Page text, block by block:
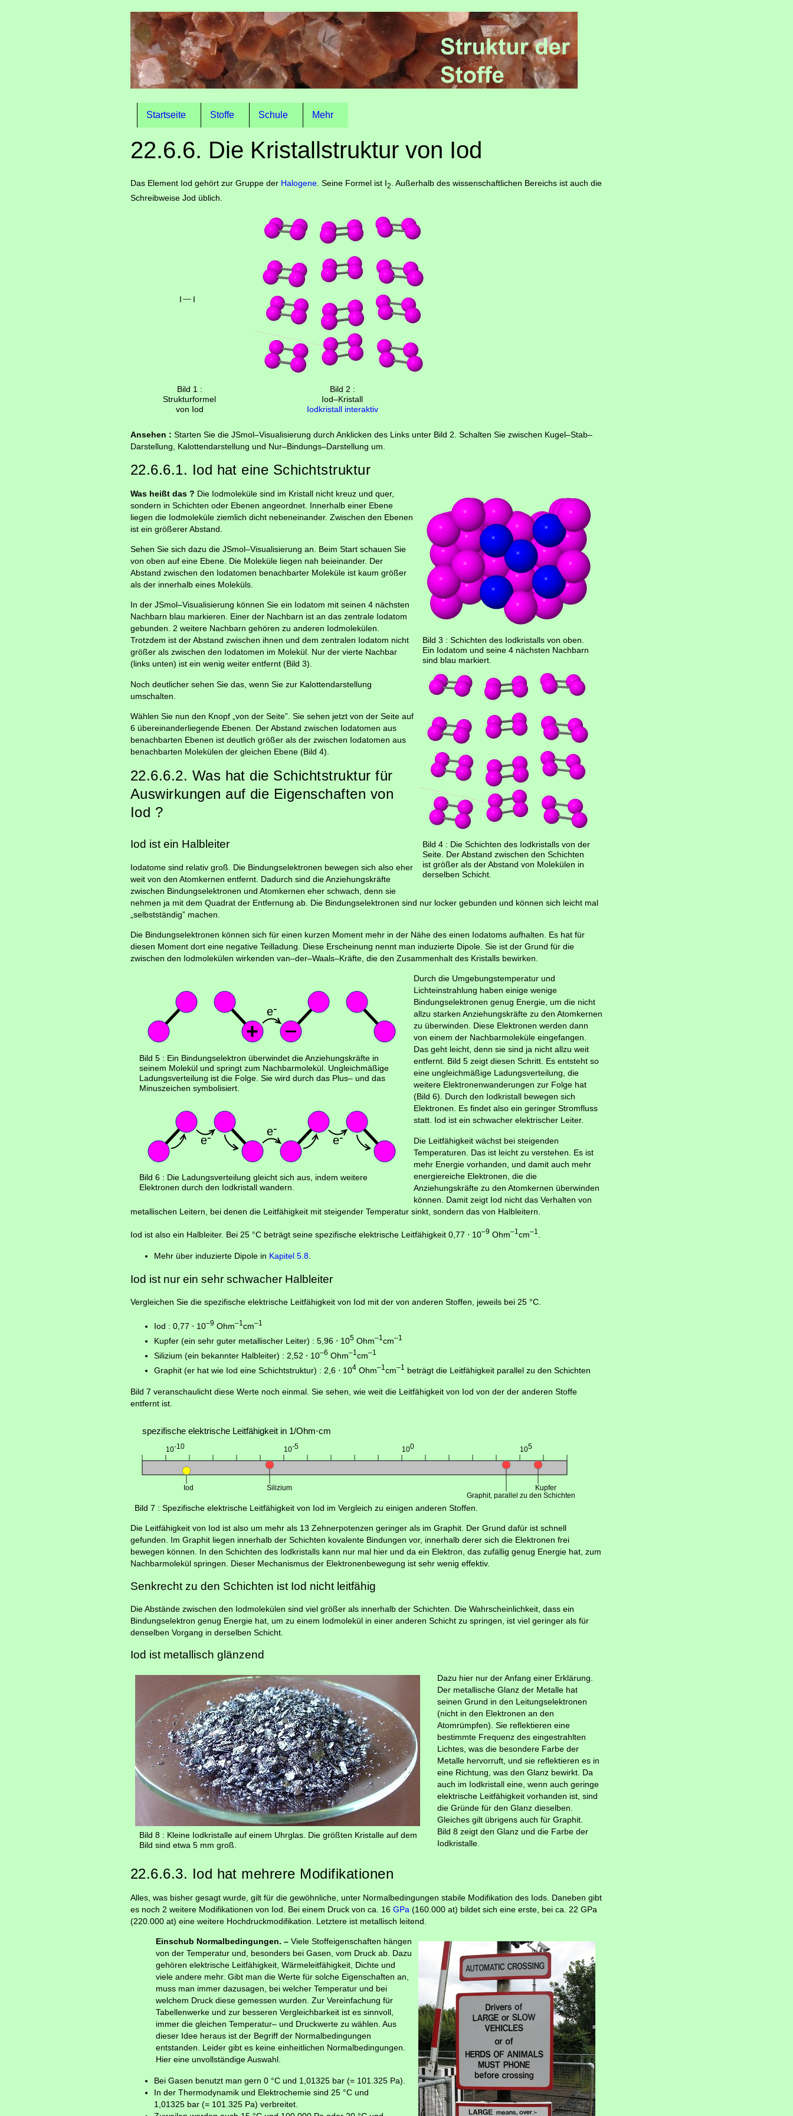
Startseite Stoffe Schule Mehr
22.6.6. Die Kristallstruktur von Iod
Das Element Iod gehört zur Gruppe der Halogene. Seine Formel ist I2
. Außerhalb des wissenschaftlichen Bereichs ist auch die
Schreibweise Jod üblich.
Bild 1 :
Strukturformel
von Iod
Bild 2 :
Iod–Kristall
Iodkristall interaktiv
Ansehen : Starten Sie die JSmol–Visualisierung durch Anklicken des Links unter Bild 2. Schalten Sie zwischen Kugel–Stab–
Darstellung, Kalottendarstellung und Nur–Bindungs–Darstellung um.
22.6.6.1. Iod hat eine Schichtstruktur
Bild 3 : Schichten des Iodkristalls von oben.
Ein Iodatom und seine 4 nächsten Nachbarn
sind blau markiert.
Bild 4 : Die Schichten des Iodkristalls von der
Seite. Der Abstand zwischen den Schichten
ist größer als der Abstand von Molekülen in
derselben Schicht.
Was heißt das ? Die Iodmoleküle sind im Kristall nicht kreuz und quer,
sondern in Schichten oder Ebenen angeordnet. Innerhalb einer Ebene
liegen die Iodmoleküle ziemlich dicht nebeneinander. Zwischen den Ebenen
ist ein größerer Abstand.
Sehen Sie sich dazu die JSmol–Visualisierung an. Beim Start schauen Sie
von oben auf eine Ebene. Die Moleküle liegen nah beieinander. Der
Abstand zwischen den Iodatomen benachbarter Moleküle ist kaum größer
als der innerhalb eines Moleküls.
In der JSmol–Visualisierung können Sie ein Iodatom mit seinen 4 nächsten
Nachbarn blau markieren. Einer der Nachbarn ist an das zentrale Iodatom
gebunden. 2 weitere Nachbarn gehören zu anderen Iodmolekülen.
Trotzdem ist der Abstand zwischen ihnen und dem zentralen Iodatom nicht
größer als zwischen den Iodatomen im Molekül. Nur der vierte Nachbar
(links unten) ist ein wenig weiter entfernt (Bild 3).
Noch deutlicher sehen Sie das, wenn Sie zur Kalottendarstellung
umschalten.
Wählen Sie nun den Knopf „von der Seite”. Sie sehen jetzt von der Seite auf
6 übereinanderliegende Ebenen. Der Abstand zwischen Iodatomen aus
benachbarten Ebenen ist deutlich größer als der zwischen Iodatomen aus
benachbarten Molekülen der gleichen Ebene (Bild 4).
22.6.6.2. Was hat die Schichtstruktur für
Auswirkungen auf die Eigenschaften von
Iod ?
Iod ist ein Halbleiter
Iodatome sind relativ groß. Die Bindungselektronen bewegen sich also eher
weit von den Atomkernen entfernt. Dadurch sind die Anziehungskräfte
zwischen Bindungselektronen und Atomkernen eher schwach, denn sie
nehmen ja mit dem Quadrat der Entfernung ab. Die Bindungselektronen sind nur locker gebunden und können sich leicht mal
„selbstständig” machen.
Die Bindungselektronen können sich für einen kurzen Moment mehr in der Nähe des einen Iodatoms aufhalten. Es hat für
diesen Moment dort eine negative Teilladung. Diese Erscheinung nennt man induzierte Dipole. Sie ist der Grund für die
zwischen den Iodmolekülen wirkenden van–der–Waals–Kräfte, die den Zusammenhalt des Kristalls bewirken.
Bild 5 : Ein Bindungselektron überwindet die Anziehungskräfte in
seinem Molekül und springt zum Nachbarmolekül. Ungleichmäßige
Ladungsverteilung ist die Folge. Sie wird durch das Plus– und das
Minuszeichen symbolisiert.
Bild 6 : Die Ladungsverteilung gleicht sich aus, indem weitere
Elektronen durch den Iodkristall wandern.
Durch die Umgebungstemperatur und
Lichteinstrahlung haben einige wenige
Bindungselektronen genug Energie, um die nicht
allzu starken Anziehungskräfte zu den Atomkernen
zu überwinden. Diese Elektronen werden dann
von einem der Nachbarmoleküle eingefangen.
Das geht leicht, denn sie sind ja nicht allzu weit
entfernt. Bild 5 zeigt diesen Schritt. Es entsteht so
eine ungleichmäßige Ladungsverteilung, die
weitere Elektronenwanderungen zur Folge hat
(Bild 6). Durch den Iodkristall bewegen sich
Elektronen. Es findet also ein geringer Stromfluss
statt. Iod ist ein schwacher elektrischer Leiter.
Die Leitfähigkeit wächst bei steigenden
Temperaturen. Das ist leicht zu verstehen. Es ist
mehr Energie vorhanden, und damit auch mehr
energiereiche Elektronen, die die
Anziehungskräfte zu den Atomkernen überwinden
können. Damit zeigt Iod nicht das Verhalten von
metallischen Leitern, bei denen die Leitfähigkeit mit steigender Temperatur sinkt, sondern das von Halbleitern.
Iod ist also ein Halbleiter. Bei 25 °C beträgt seine spezifische elektrische Leitfähigkeit 0,77 ⋅ 10–9Ohm–1 cm–1
Mehr über induzierte Dipole in Kapitel 5.8.
Iod ist nur ein sehr schwacher Halbleiter
Vergleichen Sie die spezifische elektrische Leitfähigkeit von Iod mit der von anderen Stoffen, jeweils bei 25 °C.
Iod : 0,77 ⋅ 10–9Ohm–1cm–1
Kupfer (ein sehr guter metallischer Leiter) : 5,96 ⋅ 105Ohm–1 cm–1
Silizium (ein bekannter Halbleiter) : 2,52 ⋅ 10–6 Ohm–1 cm–1
Graphit (er hat wie Iod eine Schichtstruktur) : 2,6 ⋅ 104Ohm–1 cm–1 beträgt die Leitfähigkeit parallel zu den Schichten
Bild 7 veranschaulicht diese Werte noch einmal. Sie sehen, wie weit die Leitfähigkeit von Iod von der der anderen Stoffe
entfernt ist.
Bild 7 : Spezifische elektrische Leitfähigkeit von Iod im Vergleich zu einigen anderen Stoffen.
Die Leitfähigkeit von Iod ist also um mehr als 13 Zehnerpotenzen geringer als im Graphit. Der Grund dafür ist schnell
gefunden. Im Graphit liegen innerhalb der Schichten kovalente Bindungen vor, innerhalb derer sich die Elektronen frei
bewegen können. In den Schichten des Iodkristalls kann nur mal hier und da ein Elektron, das zufällig genug Energie hat, zum
Nachbarmolekül springen. Dieser Mechanismus der Elektronenbewegung ist sehr wenig effektiv.
Senkrecht zu den Schichten ist Iod nicht leitfähig
Die Abstände zwischen den Iodmolekülen sind viel größer als innerhalb der Schichten. Die Wahrscheinlichkeit, dass ein
Bindungselektron genug Energie hat, um zu einem Iodmolekül in einer anderen Schicht zu springen, ist viel geringer als für
denselben Vorgang in derselben Schicht.
Iod ist metallisch glänzend
Bild 8 : Kleine Iodkristalle auf einem Uhrglas. Die größten Kristalle auf dem
Bild sind etwa 5 mm groß.
Dazu hier nur der Anfang einer Erklärung.
Der metallische Glanz der Metalle hat
seinen Grund in den Leitungselektronen
(nicht in den Elektronen an den
Atomrümpfen). Sie reflektieren eine
bestimmte Frequenz des eingestrahlten
Lichtes, was die besondere Farbe der
Metalle hervorruft, und sie reflektieren es in
eine Richtung, was den Glanz bewirkt. Da
auch im Iodkristall eine, wenn auch geringe
elektrische Leitfähigkeit vorhanden ist, sind
die Gründe für den Glanz dieselben.
Gleiches gilt übrigens auch für Graphit.
Bild 8 zeigt den Glanz und die Farbe der
Iodkristalle.
22.6.6.3. Iod hat mehrere Modifikationen
Alles, was bisher gesagt wurde, gilt für die gewöhnliche, unter Normalbedingungen stabile Modifikation des Iods. Daneben gibt
es noch 2 weitere Modifikationen von Iod. Bei einem Druck von ca. 16 GPa (160.000 at) bildet sich eine erste, bei ca. 22 GPa
(220.000 at) eine weitere Hochdruckmodifikation. Letztere ist metallisch leitend.
Einschub Normalbedingungen. – Viele Stoffeigenschaften hängen
von der Temperatur und, besonders bei Gasen, vom Druck ab. Dazu
gehören elektrische Leitfähigkeit, Wärmeleitfähigkeit, Dichte und
viele andere mehr. Gibt man die Werte für solche Eigenschaften an,
muss man immer dazusagen, bei welcher Temperatur und bei
welchem Druck diese gemessen wurden. Zur Vereinfachung für
Tabellenwerke und zur besseren Vergleichbarkeit ist es sinnvoll,
immer die gleichen Temperatur– und Druckwerte zu wählen. Aus
dieser Idee heraus ist der Begriff der Normalbedingungen
entstanden. Leider gibt es keine einheitlichen Normalbedingungen.
Hier eine unvollständige Auswahl.
Bei Gasen benutzt man gern 0 °C und 1,01325 bar (= 101.325 Pa).
In der Thermodynamik und Elektrochemie sind 25 °C und
1,01325 bar (= 101.325 Pa) verbreitet.